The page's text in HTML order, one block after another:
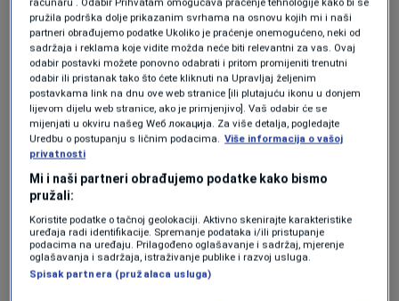
Google Pixel uređaji imaju Top Shot i Motion
Photos, dok Apple već godinama nudi Live
Photos na svojim iPhone uređajima.
"Fotografije u pokretu često su spremljene u
specijaliziranim formatima koji kombiniraju
statične slike s kratkim videozapisima,
omogućujući korisnicima da ponovno prožive
te trenutke jednim dodirom", pojašnjava portal
WaBetaInfo.
pružila podrška dolje prikazanim svrhama na osnovu kojih mi i naši
partneri obrađujemo podatke Ukoliko je praćenje onemogućeno, neki od
sadržaja i reklama koje vidite možda neće biti relevantni za vas. Ovaj
odabir postavki možete ponovno odabrati i pritom promijeniti trenutni
odabir ili pristanak tako što ćete kliknuti na Upravljaj željenim
postavkama link na dnu ove web stranice [ili plutajuću ikonu u donjem
lijevom dijelu web stranice, ako je primjenjivo]. Vaš odabir će se
mijenjati u okviru našeg Wеб локација. Za više detalja, pogledajte
Uredbu o postupanju s ličnim podacima. Više informacija o vašoj
privatnosti
Mi i naši partneri obrađujemo podatke kako bismo
pružali:
Koristite podatke o tačnoj geolokaciji. Aktivno skenirajte karakteristike
uređaja radi identifikacije. Spremanje podataka i/ili pristupanje
podacima na uređaju. Prilagođeno oglašavanje i sadržaj, mjerenje
oglašavanja i sadržaja, istraživanje publike i razvoj usluga.
Spisak partnera (pružalaca usluga)